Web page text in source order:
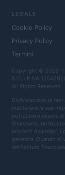
LEGALE
Cookie Policy
Privacy Policy
Termini
Copyright © 2026 ·
S.r.l. · P.IVA
All Rights Reserved
Dichiarazione di
mantenere le sue
potrebbero essere
finanziario, un
prodotti finanziari, i
garanzia. Quando si
dell'istituto